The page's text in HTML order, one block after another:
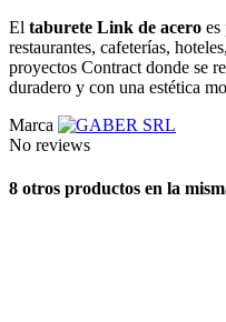
El taburete Link de acero es
restaurantes, cafeterías,
proyectos Contract donde se
duradero y con una estética
Marca
No reviews
8 otros productos en la